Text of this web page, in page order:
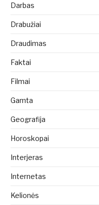
Darbas
Drabužiai
Draudimas
Faktai
Filmai
Gamta
Geografija
Horoskopai
Interjeras
Internetas
Kelionės